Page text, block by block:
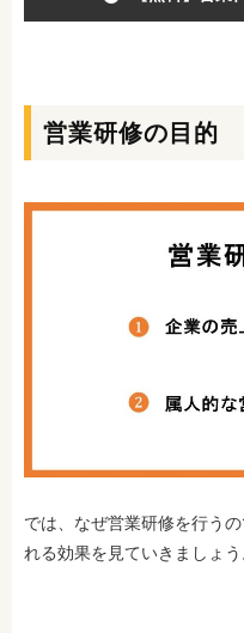
営業研修の目的
では、なぜ営業研修を行う
れる効果を見ていきましょう